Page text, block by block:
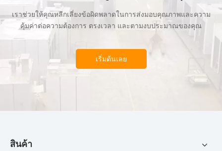
เราช่วยให้คุณหลีกเลี่ยงข้อผิดพลาดในการส่งมอบคุณภาพและความ
คุ้มค่าต่อความต้องการ ตรงเวลา และตามงบประมาณของคุณ
เริ่มต้นเลย
สินค้า